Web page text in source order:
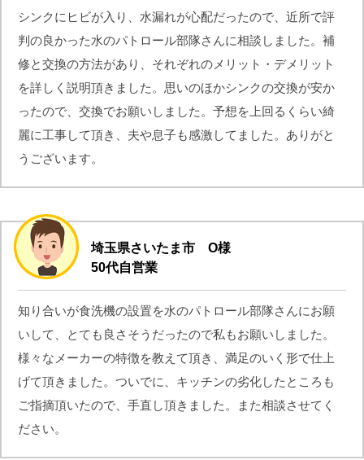
シンクにヒビが入り、水漏れが心配だったので、近所で評
判の良かった水のパトロール部隊さんに相談しました。補
修と交換の方法があり、それぞれのメリット・デメリット
を詳しく説明頂きました。思いのほかシンクの交換が安か
ったので、交換でお願いしました。予想を上回るくらい綺
麗に工事して頂き、夫や息子も感激してました。ありがと
うございます。
埼玉県さいたま市 O様
50代自営業
知り合いが食洗機の設置を水のパトロール部隊さんにお願
いして、とても良さそうだったので私もお願いしました。
様々なメーカーの特徴を教えて頂き、満足のいく形で仕上
げて頂きました。ついでに、キッチンの劣化したところも
ご指摘頂いたので、手直し頂きました。また相談させてく
ださい。